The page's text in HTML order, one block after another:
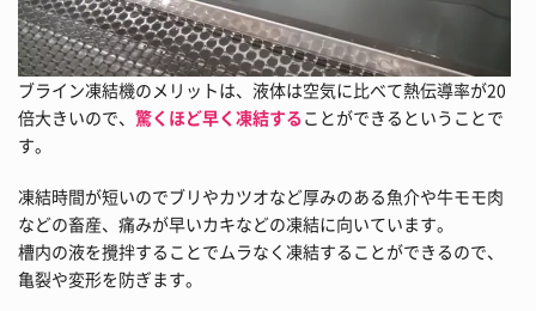
ブライン凍結機のメリットは、液体は空気に比べて熱伝導率が20
倍大きいので、 驚くほど早く凍結することができるということで
す。
凍結時間が短いのでブリやカツオなど厚みのある魚介や牛モモ肉
などの畜産、痛みが早いカキなどの凍結に向いています。
槽内の液を攪拌することでムラなく凍結することができるので、
亀裂や変形を防ぎます。